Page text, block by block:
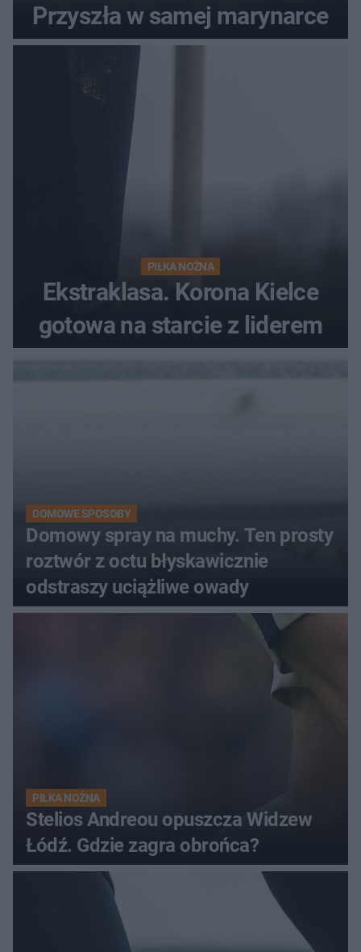
Przyszła w samej marynarce
PIŁKA NOŻNA
Ekstraklasa. Korona Kielce
gotowa na starcie z liderem
DOMOWE SPOSOBY
Domowy spray na muchy. Ten prosty
roztwór z octu błyskawicznie
odstraszy uciążliwe owady
PIŁKA NOŻNA
Stelios Andreou opuszcza Widzew
Łódź. Gdzie zagra obrońca?